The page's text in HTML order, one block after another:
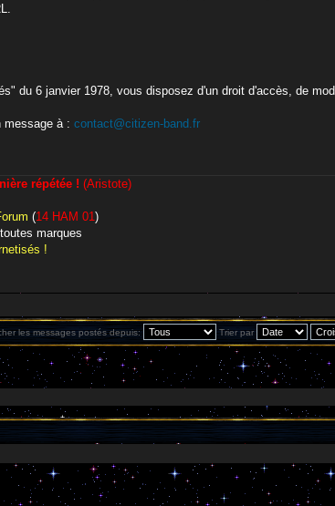
du 6 janvier 1978, vous disposez d'un droit d'accès, de
message à : contact@citizen-band.fr
répétée ! (Aristote)
(14 HAM 01)
marques
!
les messages postés depuis: Trier par